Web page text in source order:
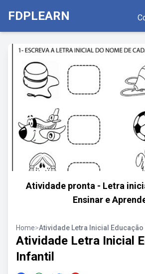
FDPLEARN
Atividade pronta - Letra
Ensinar e
Home>Atividade Letra Inicial Educação
Atividade Letra Inicial
Infantil